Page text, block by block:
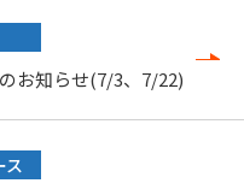
お知らせ(7/3、7/22)
ス